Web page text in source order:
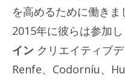
を高めるために働きま
2015年に彼らは参加
イン クリエイティブ
Renfe、Codorníu、